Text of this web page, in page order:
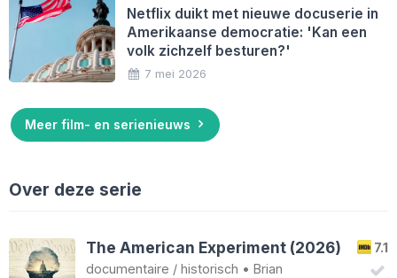
Netflix duikt met nieuwe docuserie in
Amerikaanse democratie: 'Kan een
volk zichzelf besturen?'
7 mei 2026
Meer film- en serienieuws
Over deze serie
7.1
The American Experiment (2026)
documentaire / historisch • Brian